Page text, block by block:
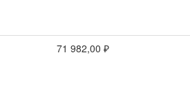
71 982,00 ₽